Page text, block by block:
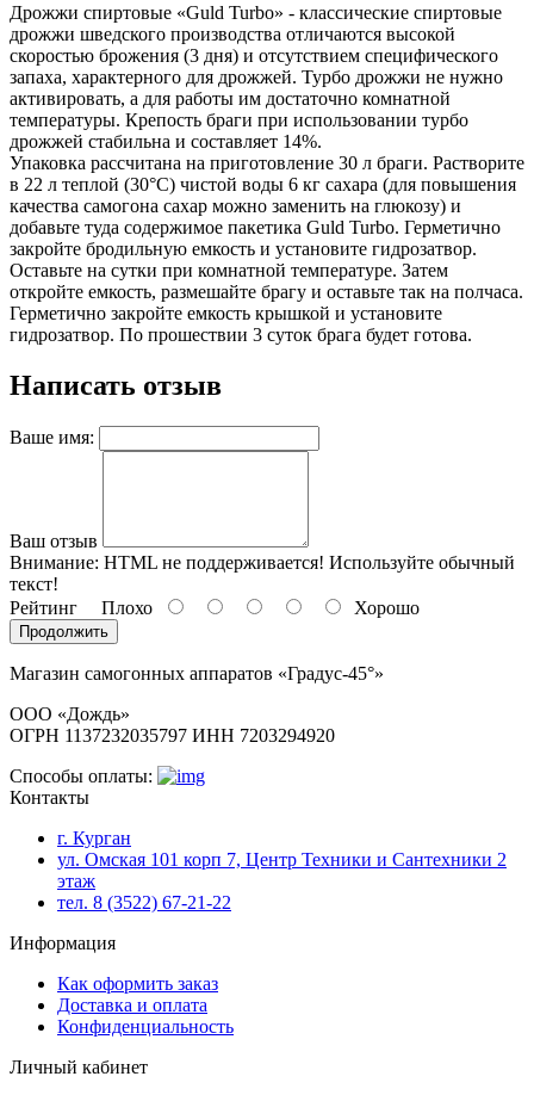
Дрожжи спиртовые «Guld Turbo» - классические cпиртовые
дрожжи шведского производства отличаются высокой
скоростью брожения (3 дня) и отсутствием специфического
запаха, характерного для дрожжей. Турбо дрожжи не нужно
активировать, а для работы им достаточно комнатной
температуры. Крепость браги при использовании турбо
дрожжей стабильна и составляет 14%.
Упаковка рассчитана на приготовление 30 л браги. Растворите
в 22 л теплой (30°С) чистой воды 6 кг сахара (для повышения
качества самогона сахар можно заменить на глюкозу) и
добавьте туда содержимое пакетика Guld Turbo. Герметично
закройте бродильную емкость и установите гидрозатвор.
Оставьте на сутки при комнатной температуре. Затем
откройте емкость, размешайте брагу и оставьте так на полчаса.
Герметично закройте емкость крышкой и установите
гидрозатвор. По прошествии 3 суток брага будет готова.
Написать отзыв
Ваше имя:
Ваш отзыв
Внимание: HTML не поддерживается! Используйте обычный
текст!
Рейтинг Плохо Хорошо
Продолжить
Магазин самогонных аппаратов «Градус-45°»
ООО «Дождь»
ОГРН 1137232035797 ИНН 7203294920
Способы оплаты:
Контакты
г. Курган
ул. Омская 101 корп 7, Центр Техники и Сантехники 2
этаж
тел. 8 (3522) 67-21-22
Информация
Как оформить заказ
Доставка и оплата
Конфиденциальность
Личный кабинет